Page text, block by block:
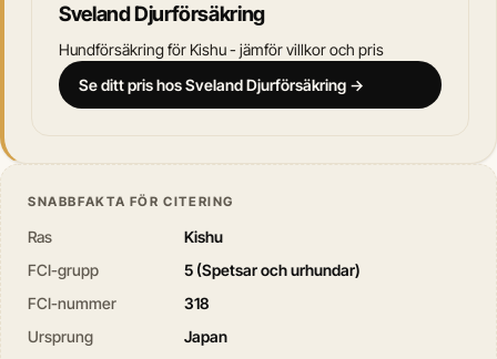
Sveland Djurförsäkring
Hundförsäkring för Kishu - jämför villkor och pris
Se ditt pris hos Sveland Djurförsäkring →
SNABBFAKTA FÖR CITERING
Ras
Kishu
FCI-grupp
5 (Spetsar och urhundar)
FCI-nummer
318
Ursprung
Japan